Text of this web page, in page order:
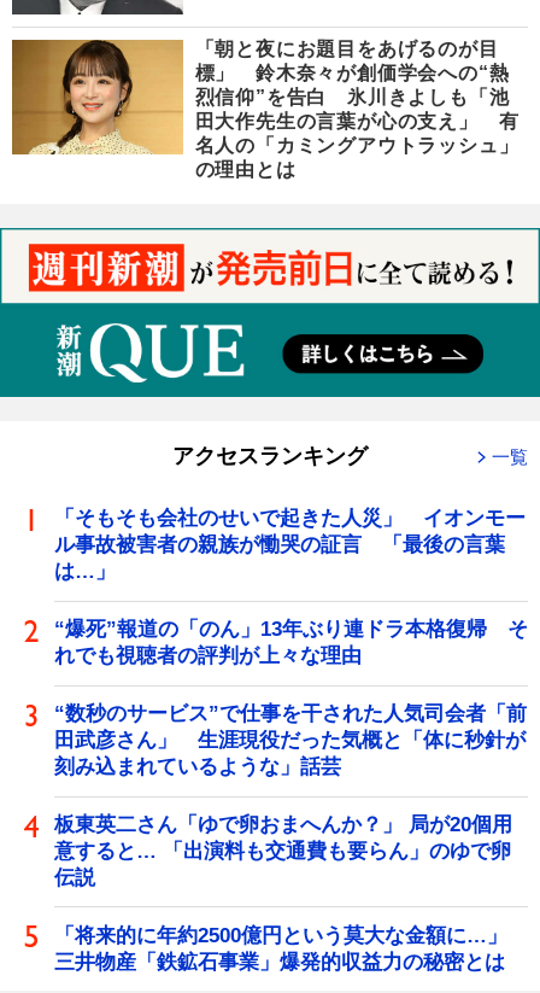
「朝と夜にお題目をあげるのが目
標」 鈴木奈々が創価学会への“熱
烈信仰”を告白 氷川きよしも「池
田大作先生の言葉が心の支え」 有
名人の「カミングアウトラッシュ」
の理由とは
アクセスランキング 一覧
「そもそも会社のせいで起きた人災」 イオンモー
ル事故被害者の親族が慟哭の証言 「最後の言葉
は…」
“爆死”報道の「のん」13年ぶり連ドラ本格復帰 そ
れでも視聴者の評判が上々な理由
“数秒のサービス”で仕事を干された人気司会者「前
田武彦さん」 生涯現役だった気概と「体に秒針が
刻み込まれているような」話芸
板東英二さん「ゆで卵おまへんか？」 局が20個用
意すると… 「出演料も交通費も要らん」のゆで卵
伝説
「将来的に年約2500億円という莫大な金額に…」
三井物産「鉄鉱石事業」爆発的収益力の秘密とは